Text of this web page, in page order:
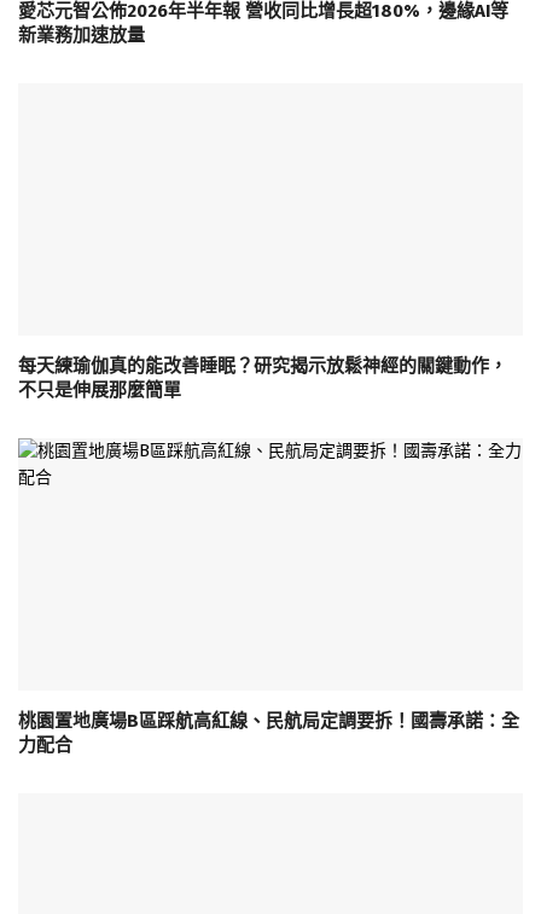
愛芯元智公佈2026年半年報 營收同比增長超180%，邊緣AI等
新業務加速放量
每天練瑜伽真的能改善睡眠？研究揭示放鬆神經的關鍵動作，
不只是伸展那麼簡單
桃園置地廣場B區踩航高紅線、民航局定調要拆！國壽承諾：全
力配合